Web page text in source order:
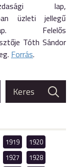
lap,
üzleti jellegű
Felelős
Tóth Sándor
Forrás.
1919
1920
1927
1928